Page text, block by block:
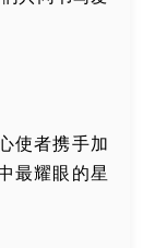
使者携手加
最耀眼的星